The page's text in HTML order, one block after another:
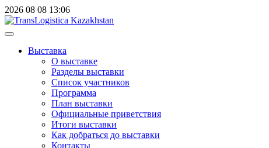
2026 08 08 13:06
Выставка
О выставке
Разделы выставки
Список участников
Программа
План выставки
Официальные приветствия
Итоги выставки
Как добраться до выставки
Контакты